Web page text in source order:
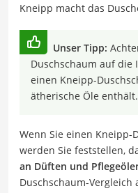
Kneipp macht das
Unser Tipp:
Duschschaum auf
einen Kneipp-
ätherische Öle enthält.
Wenn Sie einen Kneipp-
werden Sie feststellen,
an Düften und
Duschschaum-